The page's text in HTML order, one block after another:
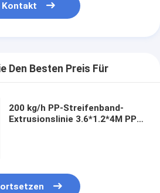
Kontakt
Den Besten Preis Für
200 kg/h PP-Streifenband-
Extrusionslinie 3.6*1.2*4M PP-